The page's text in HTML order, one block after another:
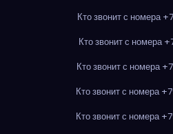
Кто звонит с номера
Кто звонит с номера
Кто звонит с номера
Кто звонит с номера
Кто звонит с номера